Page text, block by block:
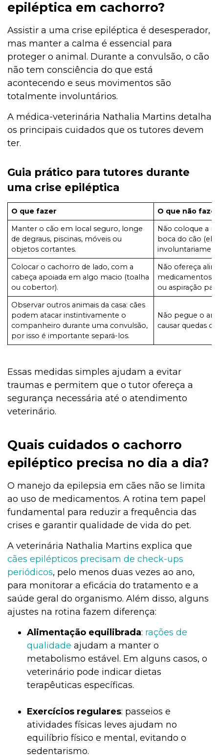
epiléptica em cachorro?
Assistir a uma crise epiléptica é desesperador,
mas manter a calma é essencial para
proteger o animal. Durante a convulsão, o cão
não tem consciência do que está
acontecendo e seus movimentos são
totalmente involuntários.
A médica-veterinária Nathalia Martins detalha
os principais cuidados que os tutores devem
ter.
Guia prático para tutores durante
uma crise epiléptica
O que fazer
O que não fazer
Manter o cão em local seguro, longe
de degraus, piscinas, móveis ou
objetos cortantes.
Não coloque a
boca do cão
Colocar o cachorro de lado, com a
cabeça apoiada em algo macio (toalha
ou cobertor).
Não ofereça
medicamentos
ou aspiração
Observar outros animais da casa: cães
podem atacar instintivamente o
companheiro durante uma convulsão,
por isso é importante separá-los.
Não pegue o
causar quedas
Essas medidas simples ajudam a evitar
traumas e permitem que o tutor ofereça a
segurança necessária até o atendimento
veterinário.
Quais cuidados o cachorro
epiléptico precisa no dia a dia?
O manejo da epilepsia em cães não se limita
ao uso de medicamentos. A rotina tem papel
fundamental para reduzir a frequência das
crises e garantir qualidade de vida do pet.
A veterinária Nathalia Martins explica que
cães epilépticos precisam de check-ups
periódicos, pelo menos duas vezes ao ano,
para monitorar a eficácia do tratamento e a
saúde geral do organismo. Além disso, alguns
ajustes na rotina fazem diferença:
Alimentação equilibrada: rações de
qualidade ajudam a manter o
metabolismo estável. Em alguns casos, o
veterinário pode indicar dietas
terapêuticas específicas.
Exercícios regulares: passeios e
atividades físicas leves ajudam no
equilíbrio físico e mental, evitando o
sedentarismo.